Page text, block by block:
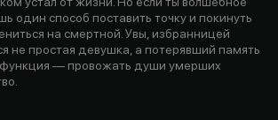
один способ поставить точку и покинуть
на смертной. Увы, избранницей
не простая девушка, а потерявший память
функция — провожать души умерших